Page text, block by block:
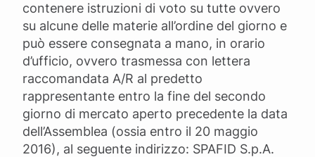
contenere istruzioni di voto su tutte ovvero
su alcune delle materie all’ordine del giorno e
può essere consegnata a mano, in orario
d’ufficio, ovvero trasmessa con lettera
raccomandata A/R al predetto
rappresentante entro la fine del secondo
giorno di mercato aperto precedente la data
dell’Assemblea (ossia entro il 20 maggio
2016), al seguente indirizzo: SPAFID S.p.A.